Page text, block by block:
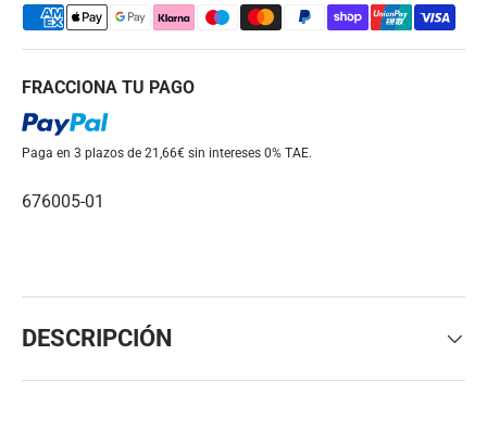
FRACCIONA TU PAGO
Paga en 3 plazos de 21,66€ sin intereses 0% TAE.
676005-01
DESCRIPCIÓN